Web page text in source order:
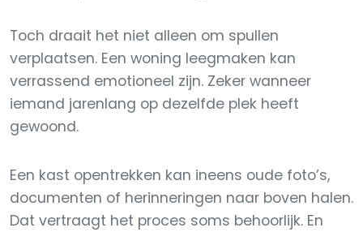
Toch draait het niet alleen om spullen
verplaatsen. Een woning leegmaken kan
verrassend emotioneel zijn. Zeker wanneer
iemand jarenlang op dezelfde plek heeft
gewoond.
Een kast opentrekken kan ineens oude foto’s,
documenten of herinneringen naar boven halen.
Dat vertraagt het proces soms behoorlijk. En